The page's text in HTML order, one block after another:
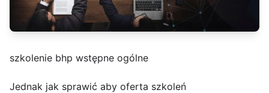
szkolenie bhp wstępne ogólne
Jednak jak sprawić aby oferta szkoleń